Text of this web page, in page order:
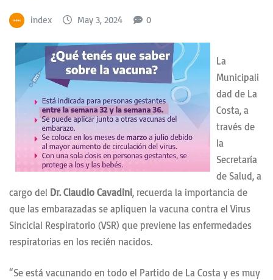
index May 3, 2024 0
La
Municipali
dad de La
Costa, a
través de
la
Secretaría
de Salud, a
cargo del Dr. Claudio Cavadini, recuerda la importancia de
que las embarazadas se apliquen la vacuna contra el Virus
Sincicial Respiratorio (VSR) que previene las enfermedades
respiratorias en los recién nacidos.
“Se está vacunando en todo el Partido de La Costa y es muy